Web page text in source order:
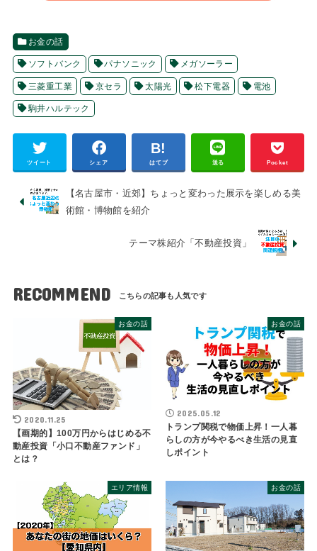
お金の話
ソフトバンク パナソニック メガソーラー
三菱重工業 京セラ 太陽光 松下電器 電池
駒井ハルテック
ツイート シェア はてブ 送る Pocket
【名古屋市・近郊】ちょっと変わった展示を楽しめる美
術館・博物館を紹介
テーマ株紹介「不動産投資」
RECOMMEND
お金の話
2020.11.25
【画期的】100万円からはじめる不
動産投資「小口不動産ファンド」
とは？
お金の話
2025.05.12
トランプ関税で物価上昇！一人暮
らしの方が今やるべき生活の見直
しポイント
エリア情報 お金の話